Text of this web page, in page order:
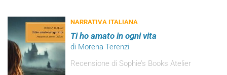
NARRATIVA ITALIANA
Ti ho amato in ogni vita
di Morena Terenzi
Recensione di Sophie’s Books Atelier